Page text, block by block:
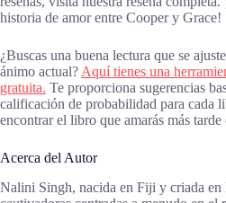
historia de amor entre Cooper y Grace!
¿Buscas una buena lectura que se
ánimo actual? Aquí tienes una
gratuita. Te proporciona sugerencias
calificación de probabilidad para cada
encontrar el libro que amarás más tarde
Acerca del Autor
Nalini Singh, nacida en Fiji y criada en